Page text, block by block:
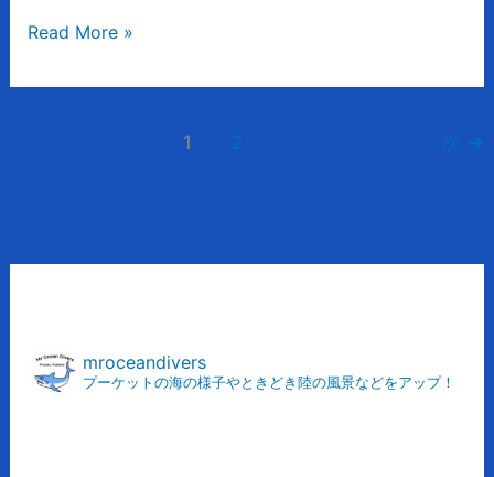
ー
Read More »
1 2 次 →
mroceandivers
プーケットの海の様子やときどき陸の風景などをアップ！
カ
イ